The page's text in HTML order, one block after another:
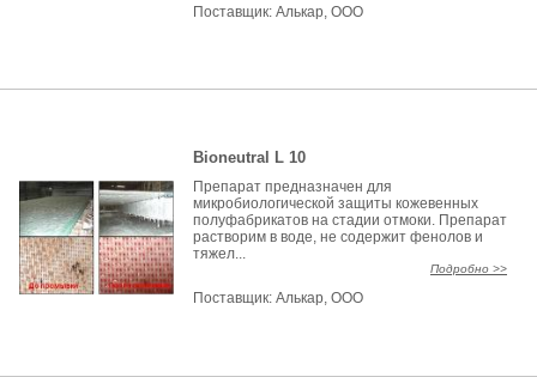
Поставщик:Алькар, ООО
Bioneutral L 10
Препарат предназначен для
микробиологической защиты кожевенных
полуфабрикатов на стадии отмоки. Препарат
растворим в воде, не содержит фенолов и
тяжел...
Подробно >>
Поставщик:Алькар, ООО